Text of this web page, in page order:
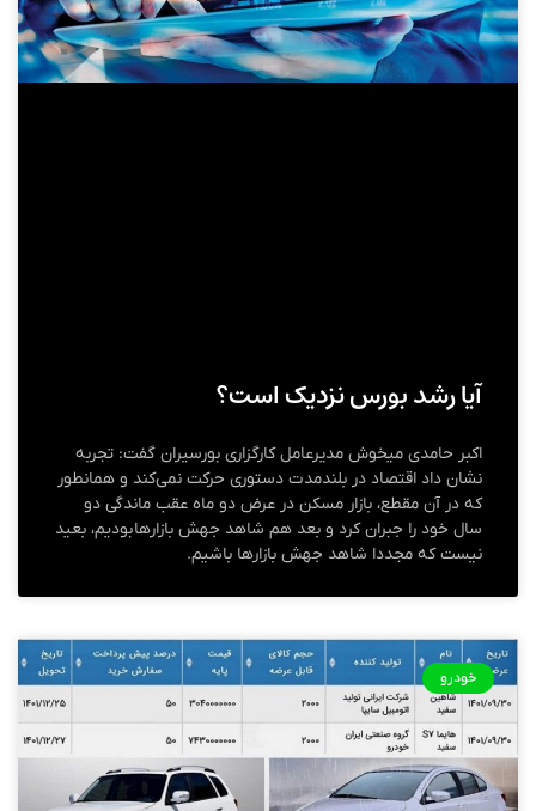
آیا رشد بورس نزدیک است؟
اکبر حامدی میخوش مدیرعامل کارگزاری بورسیران گفت: تجربه
نشان داد اقتصاد در بلندمدت دستوری حرکت نمی‌کند و همانطور
که در آن مقطع، بازار مسکن در عرض دو ماه عقب ماندگی دو
سال خود را جبران کرد و بعد هم شاهد جهش بازارها بودیم، بعید
نیست که مجددا شاهد جهش بازارها باشیم.
خودرو